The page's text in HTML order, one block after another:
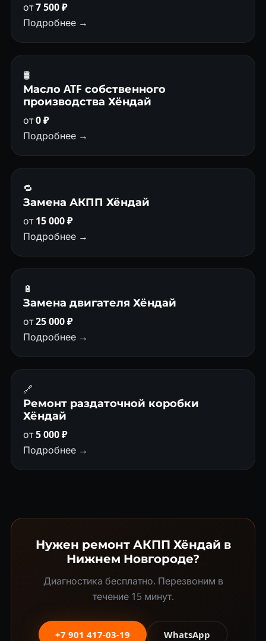
от7 500 ₽
Подробнее →
🛢
Масло ATF собственного
производства Хёндай
от0 ₽
Подробнее →
🔁
Замена АКПП Хёндай
от15 000 ₽
Подробнее →
🔋
Замена двигателя Хёндай
от25 000 ₽
Подробнее →
🔗
Ремонт раздаточной коробки
Хёндай
от5 000 ₽
Подробнее →
Нужен ремонт АКПП Хёндай в
Нижнем Новгороде?
Диагностика бесплатно. Перезвоним в
течение 15 минут.
+7 901 417-03-19 WhatsApp